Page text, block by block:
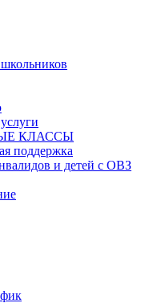
КЛАССЫ
поддержка
и детей с ОВЗ